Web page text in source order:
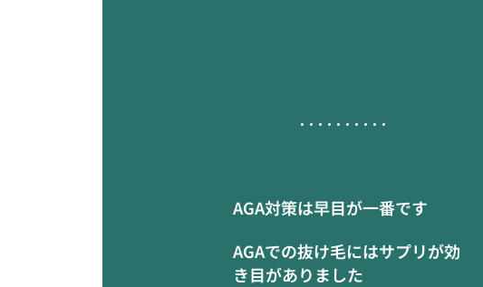
AGA対策は早目が一番です
AGAでの抜け毛にはサプリが効
き目がありました